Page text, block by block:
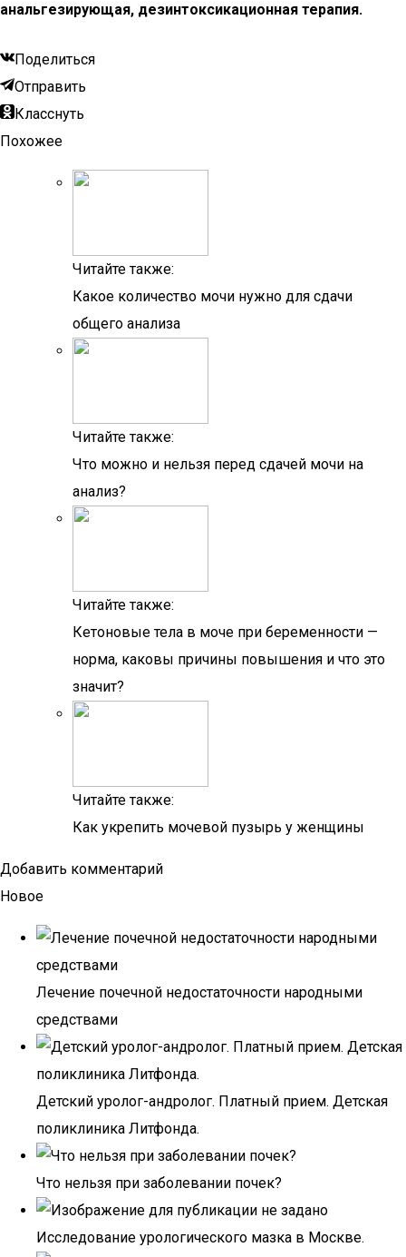
анальгезирующая, дезинтоксикационная терапия.
Поделиться
Отправить
Класснуть
Похожее
Читайте также:
Какое количество мочи нужно для сдачи
общего анализа
Читайте также:
Что можно и нельзя перед сдачей мочи на
анализ?
Читайте также:
Кетоновые тела в моче при беременности —
норма, каковы причины повышения и что это
значит?
Читайте также:
Как укрепить мочевой пузырь у женщины
Добавить комментарий
Новое
Лечение почечной недостаточности народными
средствами
Детский уролог-андролог. Платный прием. Детская
поликлиника Литфонда.
Что нельзя при заболевании почек?
Исследование урологического мазка в Москве.